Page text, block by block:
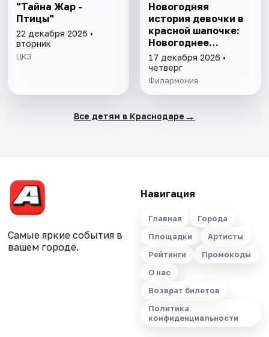
"Тайна Жар -
Птицы"
22 декабря 2026 •
вторник
ЦКЗ
Новогодняя
история девочки в
красной шапочке:
Новогоднее
представление для
детей
17 декабря 2026 •
четверг
Филармония
Все детям в Краснодаре →
Самые яркие события в
вашем городе.
Навигация
Главная
Города
Площадки
Артисты
Рейтинги
Промокоды
О нас
Возврат билетов
Политика
конфиденциальности